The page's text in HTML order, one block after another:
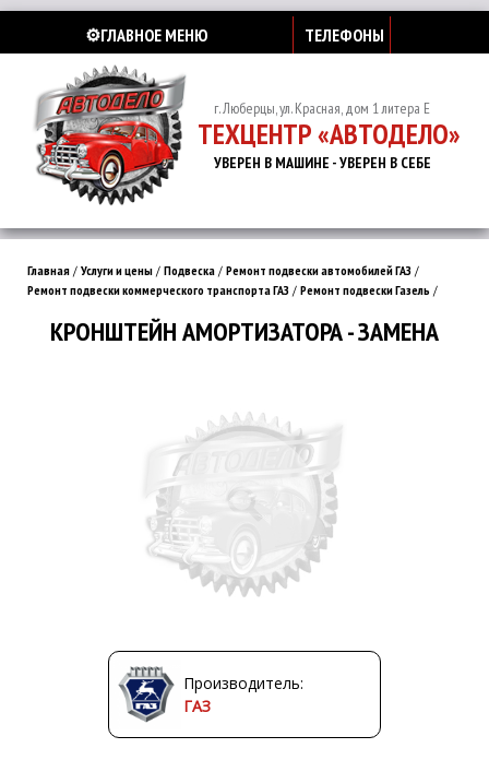
⚙️ГЛАВНОЕ МЕНЮ ТЕЛЕФОНЫ
г. Люберцы, ул. Красная, дом 1 литера Е
ТЕХЦЕНТР «АВТОДЕЛО»
УВЕРЕН В МАШИНЕ - УВЕРЕН В СЕБЕ
Главная / Услуги и цены / Подвеска / Ремонт подвески автомобилей ГАЗ /
Ремонт подвески коммерческого транспорта ГАЗ / Ремонт подвески Газель /
КРОНШТЕЙН АМОРТИЗАТОРА - ЗАМЕНА
Производитель:
ГАЗ